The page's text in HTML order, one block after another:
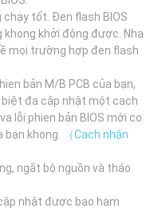
chạy tốt. Đen flash BIOS
khởi động được. Nha
mọi trường hợp đen flash
bản M/B PCB của bạn,
đa cập nhật một cach
lỗi phien bản BIOS mới co
bạn khong.
（Cach nhận
ngắt bộ nguồn và tháo
nhật được bao ham